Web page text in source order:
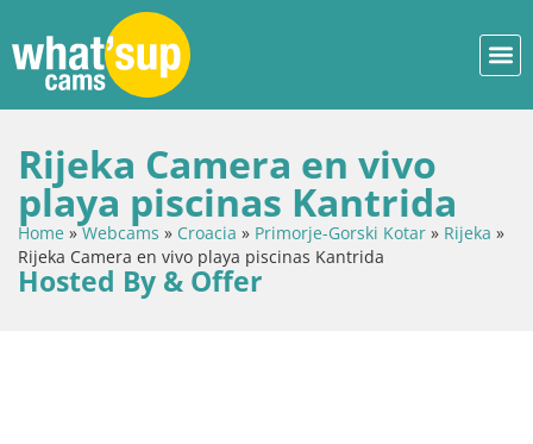
Rijeka Camera en vivo
playa piscinas Kantrida
Home »Webcams » Croacia » Primorje-Gorski Kotar » Rijeka »
Rijeka Camera en vivo playa piscinas Kantrida
Hosted By & Offer